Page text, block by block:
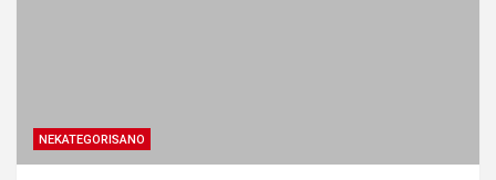
NEKATEGORISANO